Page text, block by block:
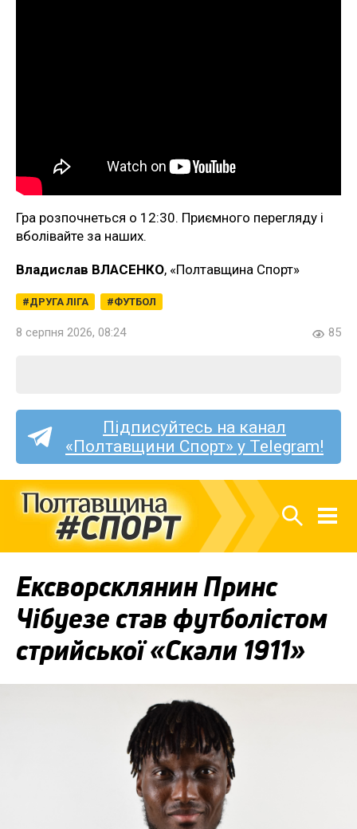
Гра розпочнеться о 12:30. Приємного перегляду і
вболівайте за наших.
Владислав ВЛАСЕНКО, «Полтавщина Спорт»
ДРУГА ЛІГА ФУТБОЛ
8 серпня 2026, 08:24 85
Підписуйтесь на канал
«Полтавщини Спорт» у Telegram!
Ексворсклянин Принс
Чібуезе став футболістом
стрийської «Скали 1911»